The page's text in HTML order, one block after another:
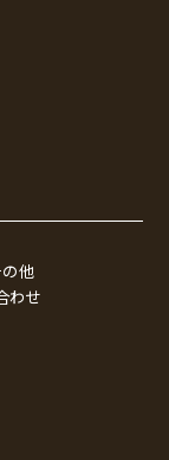
他
わせ